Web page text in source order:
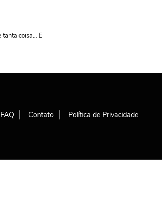
tanta coisa… E
FAQ Contato Política de Privacidade